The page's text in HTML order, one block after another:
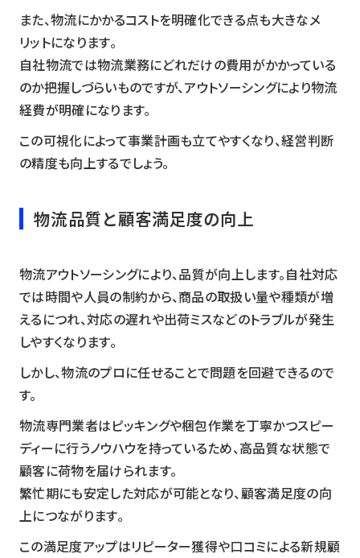
また、物流にかかるコストを明確化できる点も大きなメ
リットになります。
自社物流では物流業務にどれだけの費用がかかっている
のか把握しづらいものですが、アウトソーシングにより物流
経費が明確になります。
この可視化によって事業計画も立てやすくなり、経営判断
の精度も向上するでしょう。
物流品質と顧客満足度の向上
物流アウトソーシングにより、品質が向上します。自社対応
では時間や人員の制約から、商品の取扱い量や種類が増
えるにつれ、対応の遅れや出荷ミスなどのトラブルが発生
しやすくなります。
しかし、物流のプロに任せることで問題を回避できるので
す。
物流専門業者はピッキングや梱包作業を丁寧かつスピー
ディーに行うノウハウを持っているため、高品質な状態で
顧客に荷物を届けられます。
繁忙期にも安定した対応が可能となり、顧客満足度の向
上につながります。
この満足度アップはリピーター獲得や口コミによる新規顧